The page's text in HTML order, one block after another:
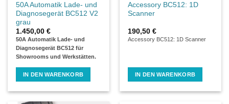
50A Automatik Lade- und
Diagnosegerät BC512 V2
grau
1.450,00€
50A Automatik Lade- und
Diagnosegerät BC512 für
Showrooms und Werkstätten.
IN DEN WARENKORB
Accessory BC512: 1D
Scanner
190,50€
Accessory BC512: 1D Scanner
IN DEN WARENKORB